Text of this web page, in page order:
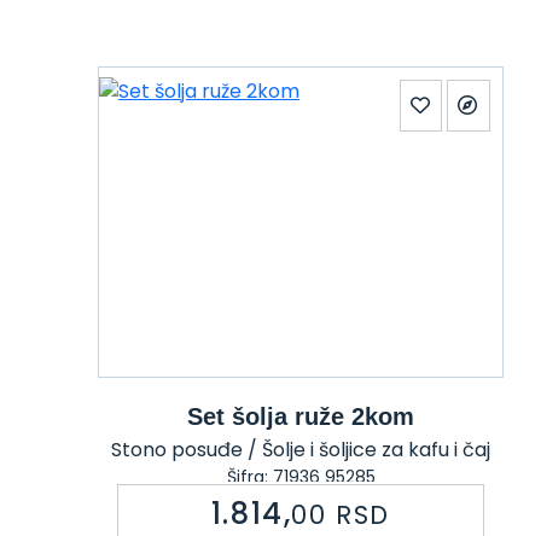
Set šolja ruže 2kom
Stono posuđe / Šolje i šoljice za kafu i čaj
Šifra: 71936 95285
1.814,00 RSD